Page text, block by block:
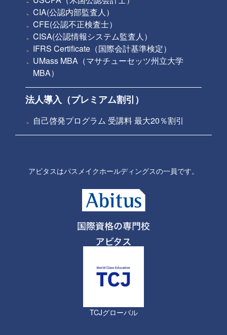
CIA(公認内部監査人）
CFE(公認不正検査士）
CISA(公認情報システム監査人）
IFRS Certificate（国際会計基準検定）
UMass MBA（マサチューセッツ州立大学
MBA）
法人導入（プレミアム割引）
自己啓発プログラム 受講料 最大20％割引
アビタスはパスメイクホールディングスの一員です。
TCJグローバル